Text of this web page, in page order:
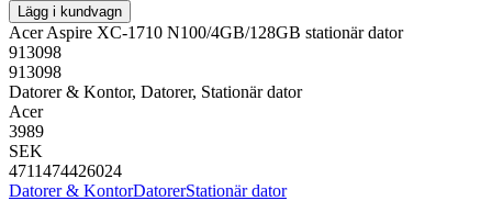
Lägg i kundvagn
Acer Aspire XC-1710 N100/4GB/128GB stationär dator
913098
913098
Datorer & Kontor, Datorer, Stationär dator
Acer
3989
SEK
4711474426024
Datorer & KontorDatorerStationär dator